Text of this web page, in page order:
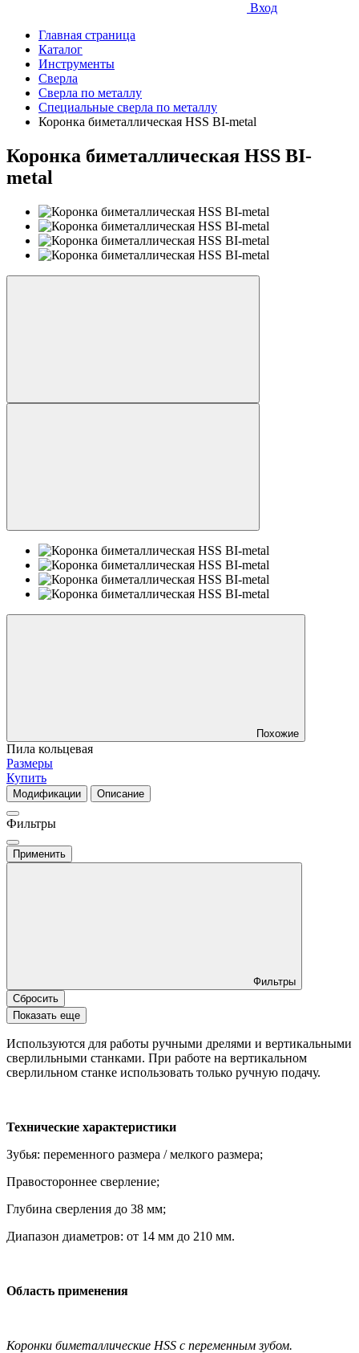
Вход
Главная страница
Каталог
Инструменты
Сверла
Сверла по металлу
Специальные сверла по металлу
Коронка биметаллическая HSS BI-metal
Коронка биметаллическая HSS BI-
metal
Похожие
Пила кольцевая
Размеры
Купить
Модификации Описание
Фильтры
Применить
Фильтры
Сбросить
Показать еще
Используются для работы ручными дрелями и вертикальными
сверлильными станками. При работе на вертикальном
сверлильном станке использовать только ручную подачу.
Технические характеристики
Зубья: переменного размера / мелкого размера;
Правостороннее сверление;
Глубина сверления до 38 мм;
Диапазон диаметров: от 14 мм до 210 мм.
Область применения
Коронки биметаллические HSS с переменным зубом.